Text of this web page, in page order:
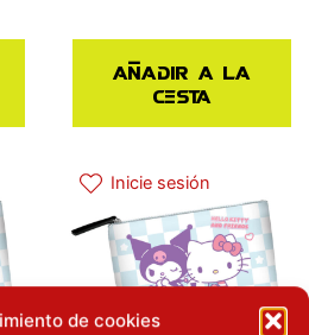
de cookies
Añadir a la
cesta
Inicie sesión